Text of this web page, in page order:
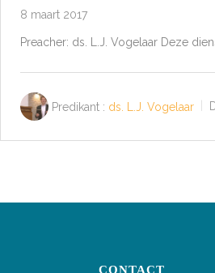
8 maart 2017
Preacher: ds. L.J. Vogelaar Deze
Predikant : ds. L.J. Vogelaar
CONTACT